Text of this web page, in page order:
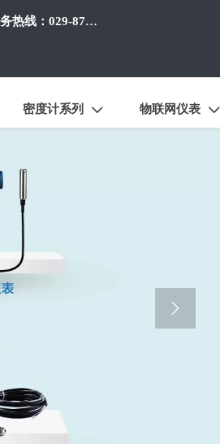
24h服务热线：029-87384650
密度计系列  物联网仪表 
